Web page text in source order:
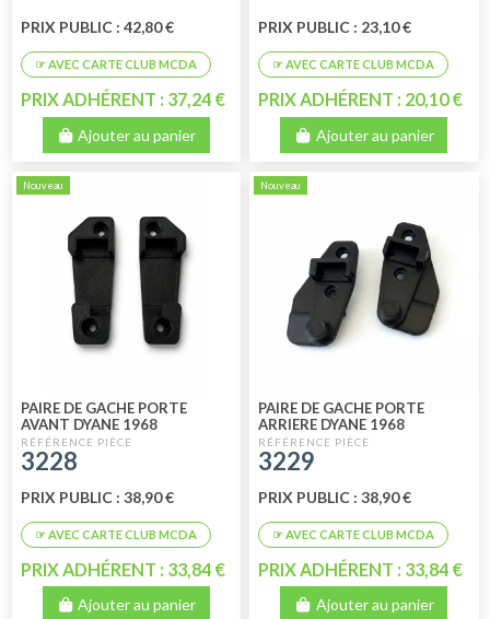
PRIX PUBLIC : 42,80 €
PRIX ADHÉRENT : 37,24 €
Ajouter au panier
PRIX PUBLIC : 23,10 €
PRIX ADHÉRENT : 20,10 €
Ajouter au panier
Nouveau
PAIRE DE GACHE PORTE
AVANT DYANE 1968
3228
PRIX PUBLIC : 38,90 €
PRIX ADHÉRENT : 33,84 €
Ajouter au panier
Nouveau
PAIRE DE GACHE PORTE
ARRIERE DYANE 1968
3229
PRIX PUBLIC : 38,90 €
PRIX ADHÉRENT : 33,84 €
Ajouter au panier